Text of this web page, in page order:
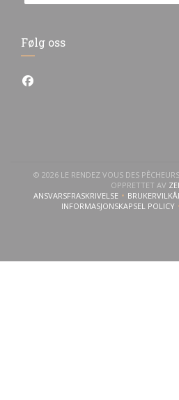
Følg oss
Facebook ((åpner i et nytt
© 2026 LE RENDEZ VOUS DES
OPPRETTET AV
ANSVARSFRASKRIVELSE((ÅPNER I ET NYTT VINDU))
INFORMASJONSKAPSEL POLICY
((ÅPNER I ET